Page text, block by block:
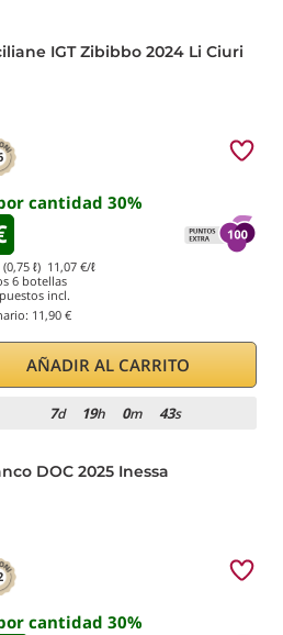
IGT Zibibbo 2024 Li Ciuri
cantidad 30%
ℓ) 11,07 €/ℓ
6 botellas
incl.
11,90 €
AÑADIR AL CARRITO
7d 19h 0m 42s
DOC 2025 Inessa
cantidad 30%